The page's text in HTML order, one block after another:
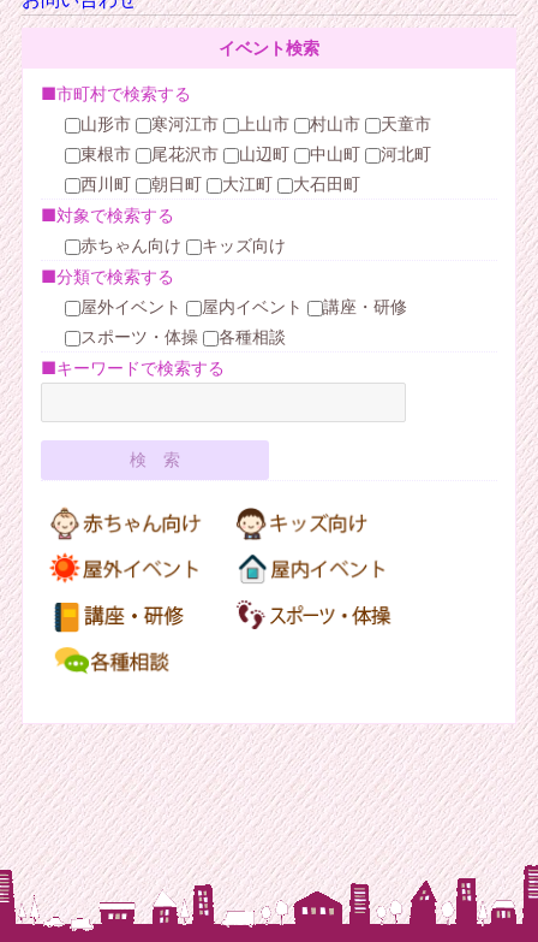
イベント検索
■市町村で検索する
山形市
寒河江市 上山市 村山市
天童市
東根市
尾花沢市 山辺町 中山町
河北町
西川町
朝日町 大江町
大石田町
■対象で検索する
赤ちゃん向け
キッズ向け
■分類で検索する
屋外イベント
屋内イベント
講座・研修
スポーツ・体操
各種相談
■キーワードで検索する